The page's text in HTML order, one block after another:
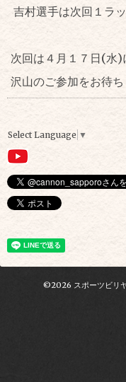
吉村選手は次回１ラ
次回は４月１７日(水)
沢山のご参加をお待ち
Select Language ▼
©2026 スポーツビリ